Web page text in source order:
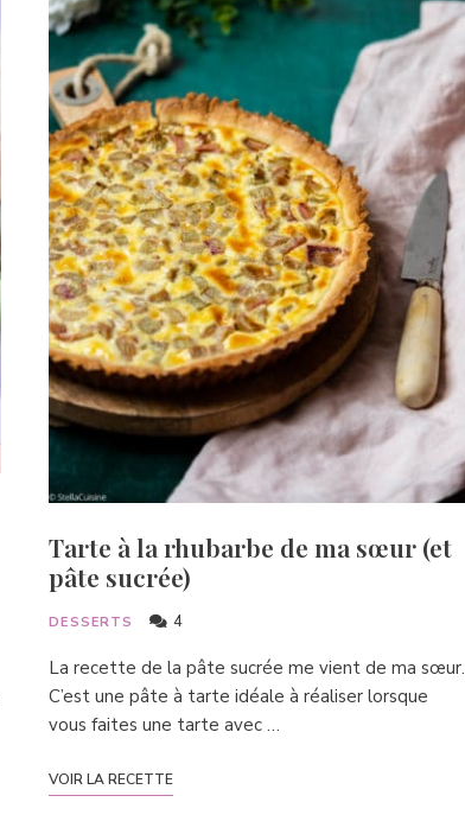
Tarte à la rhubarbe de ma sœur (et
pâte sucrée)
DESSERTS 4
La recette de la pâte sucrée me vient de ma sœur.
C’est une pâte à tarte idéale à réaliser lorsque
vous faites une tarte avec …
VOIR LA RECETTE